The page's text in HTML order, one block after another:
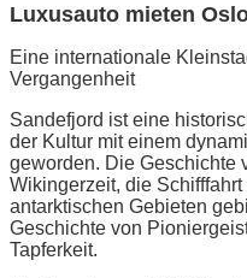
Luxusauto mieten
Eine internationale
Vergangenheit
Sandefjord ist eine
der Kultur mit einem
geworden. Die Geschichte
Wikingerzeit, die
antarktischen Gebieten
Geschichte von
Tapferkeit.